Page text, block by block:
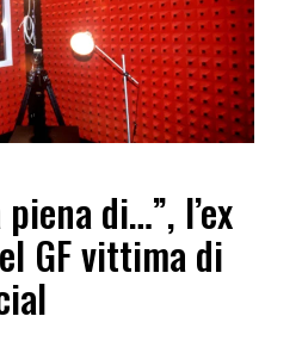
di…”, l’ex
GF vittima di